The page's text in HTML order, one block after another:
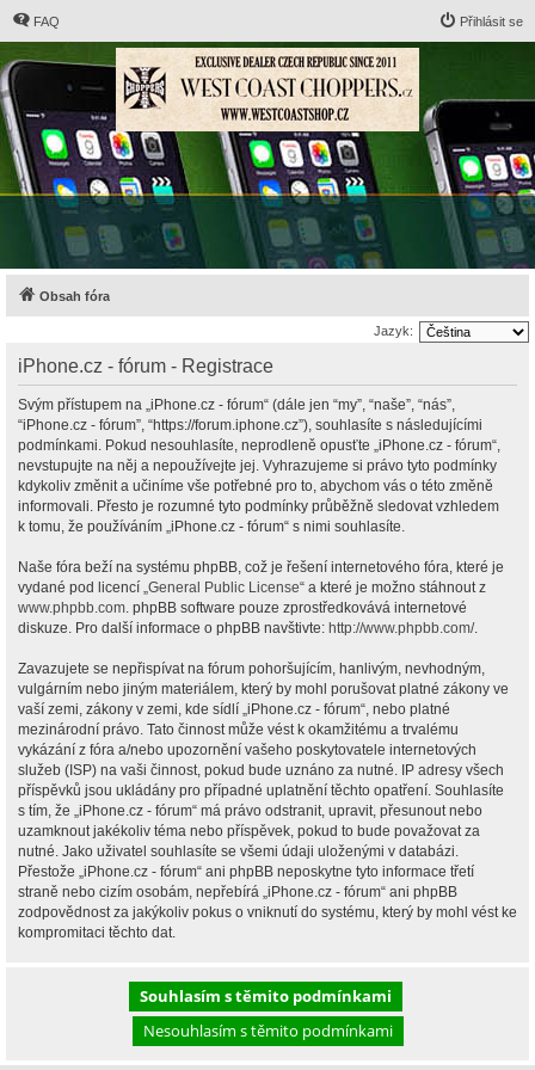
FAQ Přihlásit se
Obsah fóra
Jazyk:
iPhone.cz - fórum - Registrace
Svým přístupem na „iPhone.cz - fórum“ (dále jen “my”, “naše”, “nás”,
“iPhone.cz - fórum”, “https://forum.iphone.cz”), souhlasíte s následujícími
podmínkami. Pokud nesouhlasíte, neprodleně opusťte „iPhone.cz - fórum“,
nevstupujte na něj a nepoužívejte jej. Vyhrazujeme si právo tyto podmínky
kdykoliv změnit a učiníme vše potřebné pro to, abychom vás o této změně
informovali. Přesto je rozumné tyto podmínky průběžně sledovat vzhledem
k tomu, že používáním „iPhone.cz - fórum“ s nimi souhlasíte.
Naše fóra beží na systému phpBB, což je řešení internetového fóra, které je
vydané pod licencí „General Public License“ a které je možno stáhnout z
www.phpbb.com. phpBB software pouze zprostředkovává internetové
diskuze. Pro další informace o phpBB navštivte: http://www.phpbb.com/.
Zavazujete se nepřispívat na fórum pohoršujícím, hanlivým, nevhodným,
vulgárním nebo jiným materiálem, který by mohl porušovat platné zákony ve
vaší zemi, zákony v zemi, kde sídlí „iPhone.cz - fórum“, nebo platné
mezinárodní právo. Tato činnost může vést k okamžitému a trvalému
vykázání z fóra a/nebo upozornění vašeho poskytovatele internetových
služeb (ISP) na vaši činnost, pokud bude uznáno za nutné. IP adresy všech
příspěvků jsou ukládány pro případné uplatnění těchto opatření. Souhlasíte
s tím, že „iPhone.cz - fórum“ má právo odstranit, upravit, přesunout nebo
uzamknout jakékoliv téma nebo příspěvek, pokud to bude považovat za
nutné. Jako uživatel souhlasíte se všemi údaji uloženými v databázi.
Přestože „iPhone.cz - fórum“ ani phpBB neposkytne tyto informace třetí
straně nebo cizím osobám, nepřebírá „iPhone.cz - fórum“ ani phpBB
zodpovědnost za jakýkoliv pokus o vniknutí do systému, který by mohl vést ke
kompromitaci těchto dat.